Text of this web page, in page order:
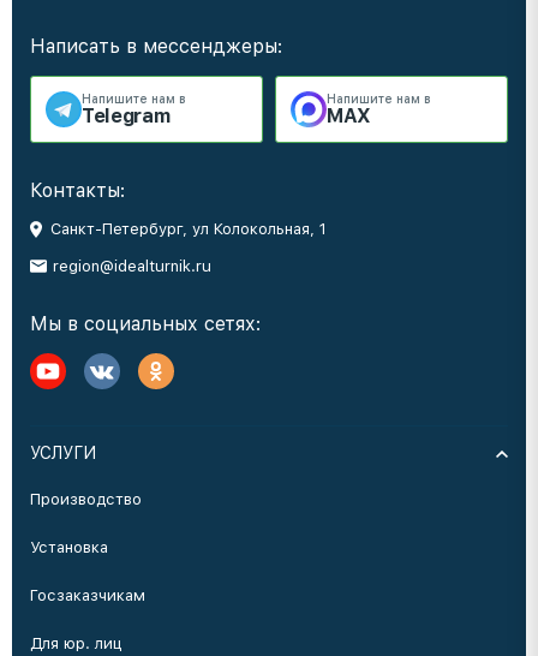
Написать в мессенджеры:
Напишите нам в
Telegram
Напишите нам в
MAX
Контакты:
Санкт-Петербург, ул Колокольная, 1
region@idealturnik.ru
Мы в социальных сетях:
УСЛУГИ
Производство
Установка
Госзаказчикам
Для юр. лиц